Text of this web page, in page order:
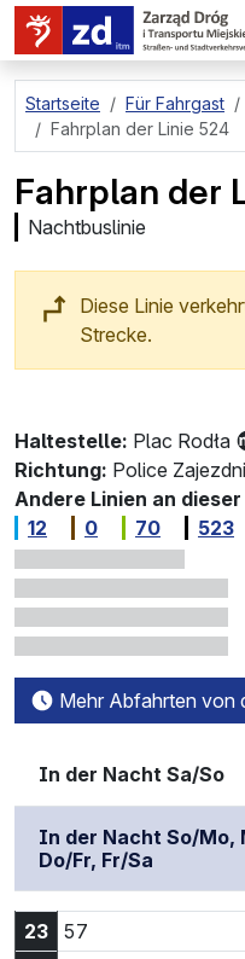
zum Hauptinhalt springen
Startseite Für Fahrgast
Fahrplan der Linie 524
Fahrplan der
Nachtbuslinie
Diese Linie
Strecke.
Haltestelle: Plac Rodła
Richtung: Police
Andere Linien an
12
0 70 523
Mehr Abfahrten von
In der Nacht Sa/So
In der Nacht So/Mo,
Do/Fr, Fr/Sa
23 57